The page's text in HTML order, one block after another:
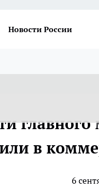
Новости России
в
6